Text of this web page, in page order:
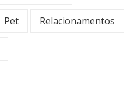
Pet Relacionamentos